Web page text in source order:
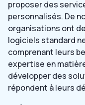
proposer des
personnalisés. De
organisations ont
logiciels standard
comprenant leurs
expertise en
développer des
répondent à leurs